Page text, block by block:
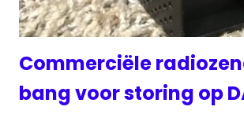
Commerciële
bang voor storing op